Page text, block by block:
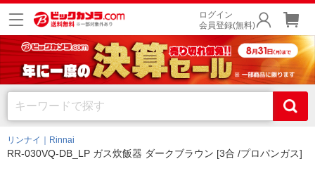
ログイン
会員登録(無料)
リンナイ｜Rinnai
RR-030VQ-DB_LP ガス炊飯器 ダークブラウン [3合 /プロパンガス]